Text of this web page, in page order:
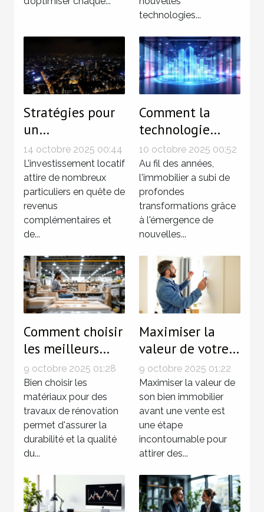
technologies...
Stratégies pour
un
investissement
locatif sans
tracas
14 octobre 2025 00:44
L’investissement locatif
attire de nombreux
particuliers en quête de
revenus
complémentaires et
de...
Comment la
technologie
révolutionne-t-
elle
l'investissement
immobilier ?
10 octobre 2025 00:52
Au fil des années,
l'immobilier a subi de
profondes
transformations grâce
à l'émergence de
nouvelles...
Comment choisir
les meilleurs
matériaux pour
vos travaux de
rénovation
9 octobre 2025 01:28
Bien choisir les
matériaux pour des
travaux de rénovation
permet d'assurer la
durabilité et la qualité
du...
Maximiser la
valeur de votre
bien avant la
vente :
techniques
éprouvées
9 octobre 2025 01:22
Maximiser la valeur de
son bien immobilier
avant une vente est
une étape
incontournable pour
attirer des...